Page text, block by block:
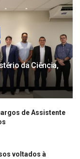
da Ciência,
de Assistente
voltados à